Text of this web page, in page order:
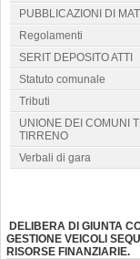
PUBBLICAZIONI DI
Regolamenti
SERIT DEPOSITO ATTI
Statuto comunale
Tributi
UNIONE DEI COMUNI
TIRRENO
Verbali di gara
DELIBERA DI GIUNTA
GESTIONE VEICOLI
RISORSE FINANZIARIE.